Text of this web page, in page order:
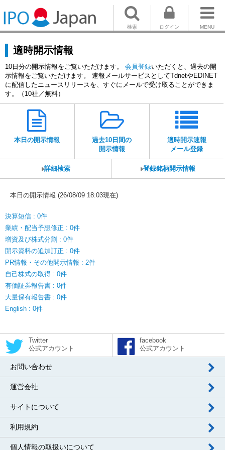
MENU
ログイン
検索
適時開示情報
10日分の開示情報をご覧いただけます。 会員登録いただくと、過去の開
示情報をご覧いただけます。 速報メールサービスとしてTdnetやEDINET
に配信したニュースリリースを、すぐにメールで受け取ることができま
す。（10社／無料）
本日の開示情報
過去10日間の
開示情報
適時開示速報
メール登録
詳細検索 登録銘柄開示情報
本日の開示情報 (26/08/09 18:03現在)
決算短信 : 0件
業績・配当予想修正 : 0件
増資及び株式分割 : 0件
開示資料の追加訂正 : 0件
PR情報・その他開示情報 : 2件
自己株式の取得 : 0件
有価証券報告書 : 0件
大量保有報告書 : 0件
English : 0件
Twitter
公式アカウント
facebook
公式アカウント
お問い合わせ
運営会社
サイトについて
利用規約
個人情報の取扱いについて